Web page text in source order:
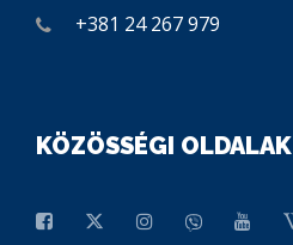
+381 24 267 979
KÖZÖSSÉGI OLDALAK